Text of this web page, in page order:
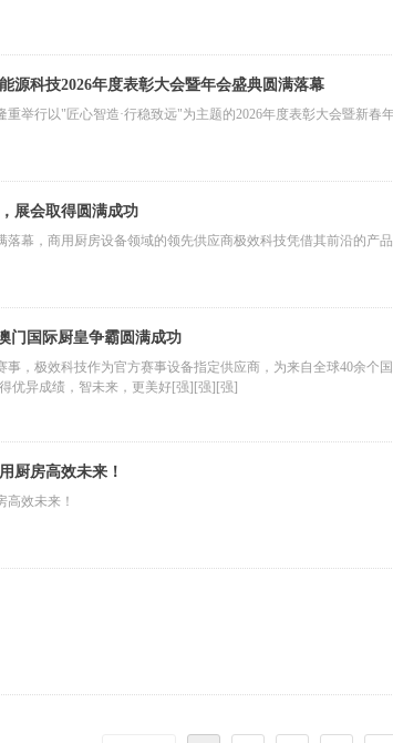
源科技2026年度表彰大会暨年会盛典圆满落幕
重举行以"匠心智造·行稳致远"为主题的2026年度表彰大会暨新
展会取得圆满成功
幕，商用厨房设备领域的领先供应商极效科技凭借其前沿的产
门国际厨皇争霸圆满成功
，极效科技作为官方赛事设备指定供应商，为来自全球40余
优异成绩，智未来，更美好[强][强][强]
厨房高效未来！
高效未来！